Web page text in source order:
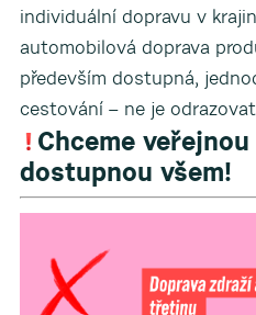
individuální dopravu v
automobilová doprava
především dostupná,
cestování – ne je
Chceme
dostupnou všem!